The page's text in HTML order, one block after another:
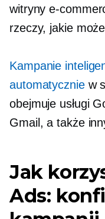
witryny e-
rzeczy, jakie
Kampanie
automatyczniew
obejmuje usługi
Gmail, a także
Jak
Ads: